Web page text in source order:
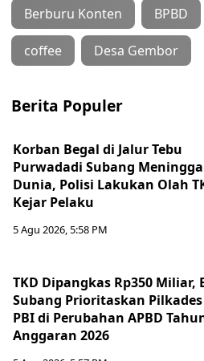
Berburu Konten BPBD
coffee Desa Gembor
Berita Populer
Korban Begal di Jalur Tebu
Purwadadi Subang
Dunia, Polisi Lakukan Olah
Kejar Pelaku
5 Agu 2026, 5:58 PM
TKD Dipangkas Rp350 Miliar,
Subang Prioritaskan
PBI di Perubahan APBD
Anggaran 2026